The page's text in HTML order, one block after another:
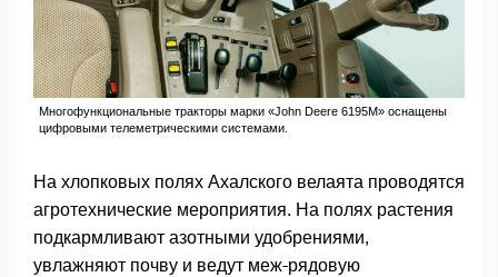
Многофункциональные тракторы марки «John Deere 6195M» оснащены
цифровыми телеметрическими системами.
На хлопковых полях Ахалского велаята проводятся
агротехнические мероприятия. На полях растения
подкармливают азотными удобрениями,
увлажняют почву и ведут меж-рядовую